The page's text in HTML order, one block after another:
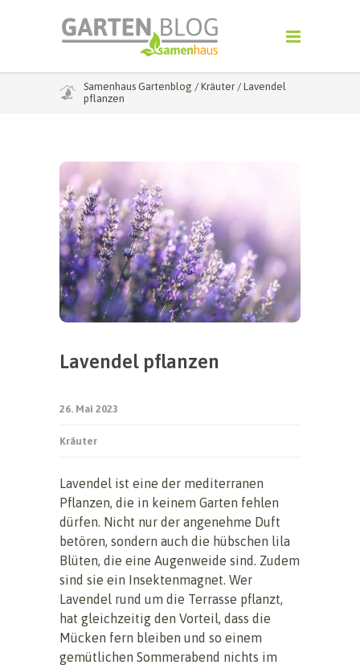
Samenhaus Gartenblog / Kräuter / Lavendel
pflanzen
Lavendel pflanzen
26. Mai 2023
Kräuter
Lavendel ist eine der mediterranen
Pflanzen, die in keinem Garten fehlen
dürfen. Nicht nur der angenehme Duft
betören, sondern auch die hübschen lila
Blüten, die eine Augenweide sind. Zudem
sind sie ein Insektenmagnet. Wer
Lavendel rund um die Terrasse pflanzt,
hat gleichzeitig den Vorteil, dass die
Mücken fern bleiben und so einem
gemütlichen Sommerabend nichts im